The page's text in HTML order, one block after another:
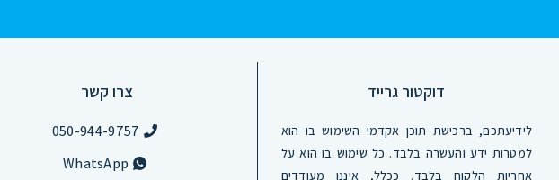
דוקטור גרייד
לידיעתכם, ברכישת תוכן אקדמי השימוש בו הוא
למטרות ידע והעשרה בלבד. כל שימוש בו הוא על
אחריות הלקוח בלבד. ככלל, איננו מעודדים
צרו קשר
050-944-9757
WhatsApp